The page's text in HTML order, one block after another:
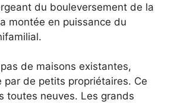
du bouleversement de la
montée en puissance du
de maisons existantes,
par de petits propriétaires. Ce
toutes neuves. Les grands